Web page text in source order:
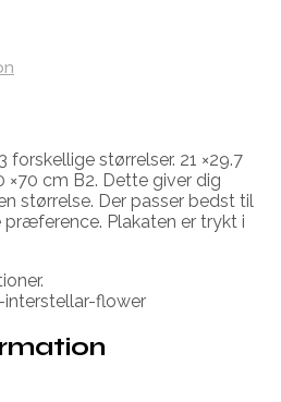
størrelser. 21 ×29.7
×70 cm B2. Dette giver dig
størrelse. Der passer bedst til
Plakaten er trykt i
flower